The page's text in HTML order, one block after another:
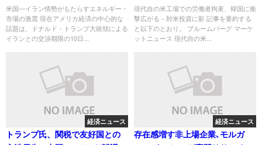
る
米国―イラン情勢がもたらすエネルギー・
市場の激震 現在アメリカ経済の中心的な
話題は、ドナルド・トランプ大統領による
イランとの交渉期限の10日...
資に影
現代自の米工場での労働者拘束、韓国に衝
撃広がる－対米投資に影 記事を要約する
と以下のとおり。 ブルームバーグ マーケ
ットニュース 現代自の米...
経済ニュース
トランプ氏、関税で友好国との
経済ニュース
存在感増す非上場企業､モルガ